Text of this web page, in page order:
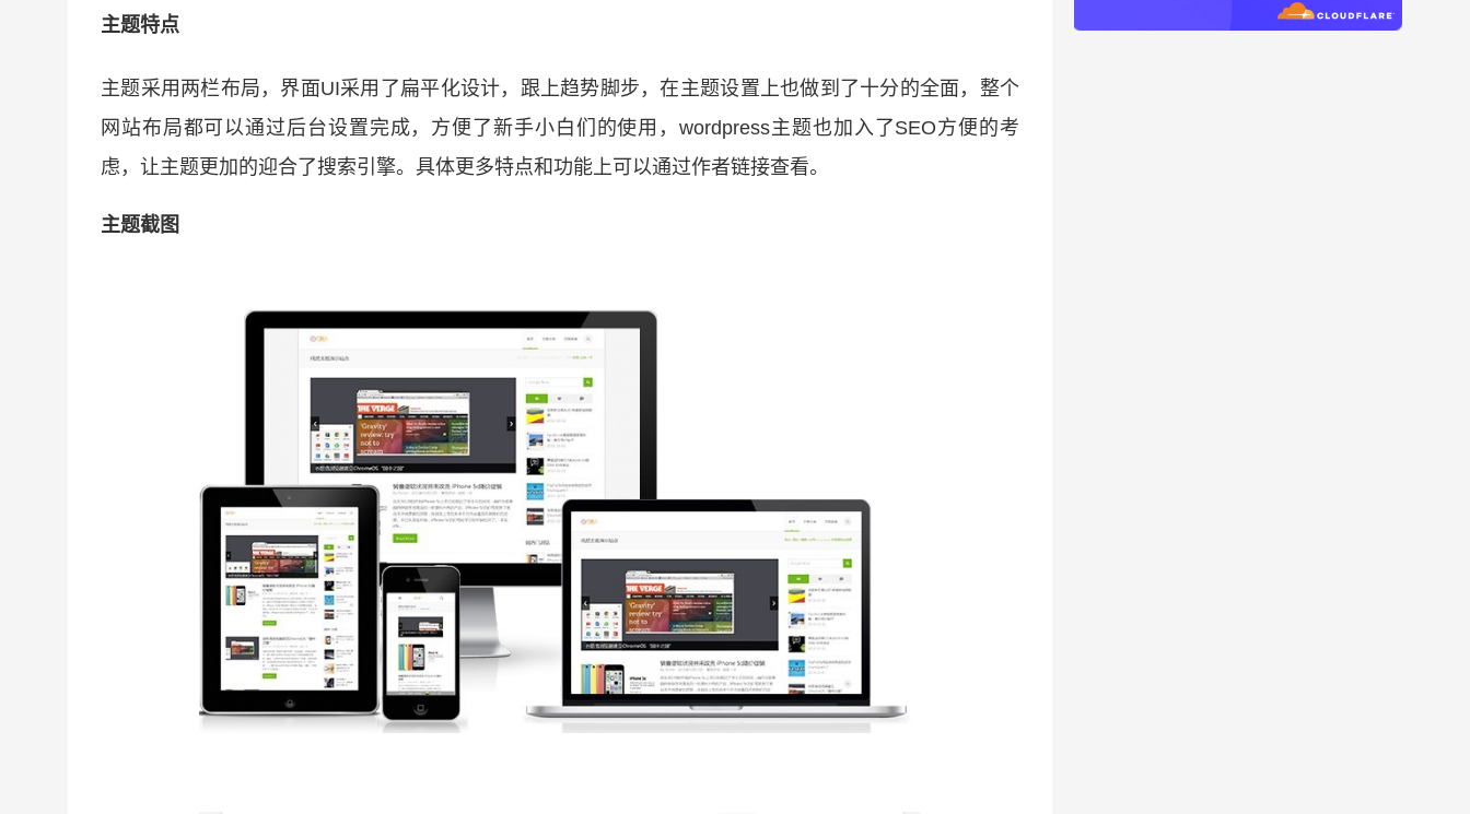
主题特点
主题采用两栏布局，界面UI采用了扁平化设计，跟上趋势脚步，在主题设置上也做到了十分的全面，整个
网站布局都可以通过后台设置完成，方便了新手小白们的使用，wordpress主题也加入了SEO方便的考
虑，让主题更加的迎合了搜索引擎。具体更多特点和功能上可以通过作者链接查看。
主题截图